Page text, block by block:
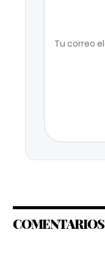
COMENTARIOS